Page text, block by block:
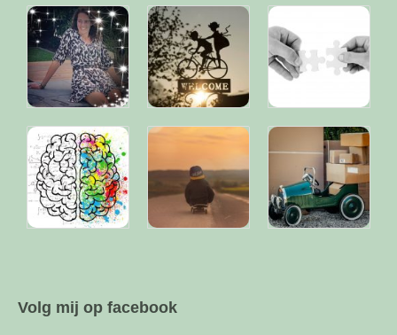
Volg mij op facebook